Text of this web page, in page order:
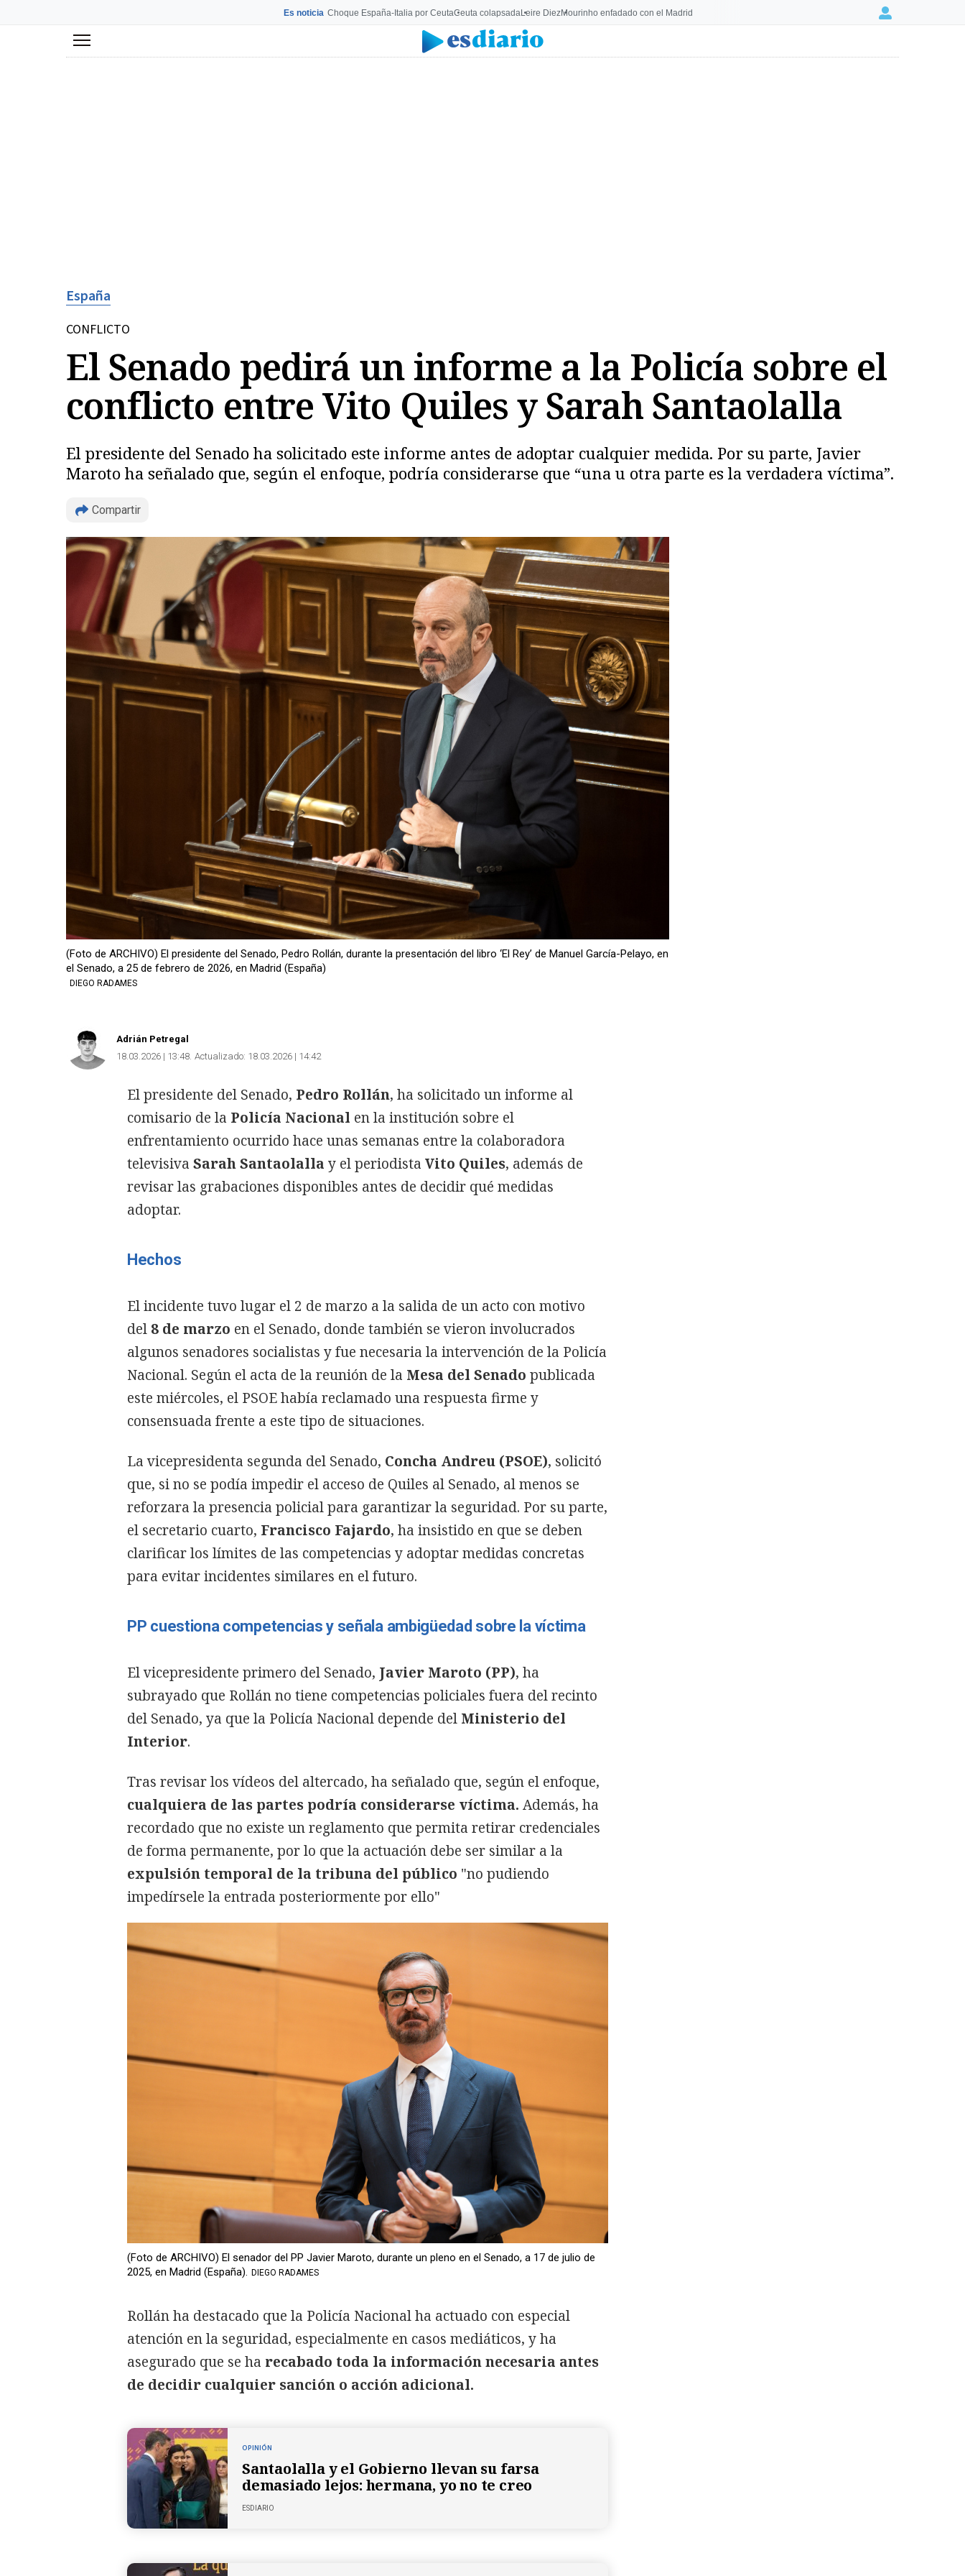
Es noticia Choque España-Italia por CeutaCeuta colapsadaLeire DiezMourinho enfadado con el Madrid Login
Menú
España
CONFLICTO
El Senado pedirá un informe a la Policía sobre el
conflicto entre Vito Quiles y Sarah Santaolalla
El presidente del Senado ha solicitado este informe antes de adoptar cualquier medida. Por su parte, Javier
Maroto ha señalado que, según el enfoque, podría considerarse que “una u otra parte es la verdadera víctima”.
Compartir
(Foto de ARCHIVO) El presidente del Senado, Pedro Rollán, durante la presentación del libro ‘El Rey’ de Manuel García-Pelayo, en
el Senado, a 25 de febrero de 2026, en Madrid (España)
DIEGO RADAMES
Adrián Petregal
18.03.2026 | 13:48 Actualizado: 18.03.2026 | 14:42
El presidente del Senado, Pedro Rollán, ha solicitado un informe al
comisario de la Policía Nacional en la institución sobre el
enfrentamiento ocurrido hace unas semanas entre la colaboradora
televisiva Sarah Santaolalla y el periodista Vito Quiles, además de
revisar las grabaciones disponibles antes de decidir qué medidas
adoptar.
Hechos
El incidente tuvo lugar el 2 de marzo a la salida de un acto con motivo
del 8 de marzo en el Senado, donde también se vieron involucrados
algunos senadores socialistas y fue necesaria la intervención de la Policía
Nacional. Según el acta de la reunión de la Mesa del Senado publicada
este miércoles, el PSOE había reclamado una respuesta firme y
consensuada frente a este tipo de situaciones.
La vicepresidenta segunda del Senado, Concha Andreu (PSOE), solicitó
que, si no se podía impedir el acceso de Quiles al Senado, al menos se
reforzara la presencia policial para garantizar la seguridad. Por su parte,
el secretario cuarto, Francisco Fajardo, ha insistido en que se deben
clarificar los límites de las competencias y adoptar medidas concretas
para evitar incidentes similares en el futuro.
PP cuestiona competencias y señala ambigüedad sobre la víctima
El vicepresidente primero del Senado, Javier Maroto (PP), ha
subrayado que Rollán no tiene competencias policiales fuera del recinto
del Senado, ya que la Policía Nacional depende del Ministerio del
Interior.
Tras revisar los vídeos del altercado, ha señalado que, según el enfoque,
cualquiera de las partes podría considerarse víctima. Además, ha
recordado que no existe un reglamento que permita retirar credenciales
de forma permanente, por lo que la actuación debe ser similar a la
expulsión temporal de la tribuna del público "no pudiendo
impedírsele la entrada posteriormente por ello"
(Foto de ARCHIVO) El senador del PP Javier Maroto, durante un pleno en el Senado, a 17 de julio de
2025, en Madrid (España). DIEGO RADAMES
Rollán ha destacado que la Policía Nacional ha actuado con especial
atención en la seguridad, especialmente en casos mediáticos, y ha
asegurado que se ha recabado toda la información necesaria antes
de decidir cualquier sanción o acción adicional.
OPINIÓN
Santaolalla y el Gobierno llevan su farsa
demasiado lejos: hermana, yo no te creo
ESDIARIO